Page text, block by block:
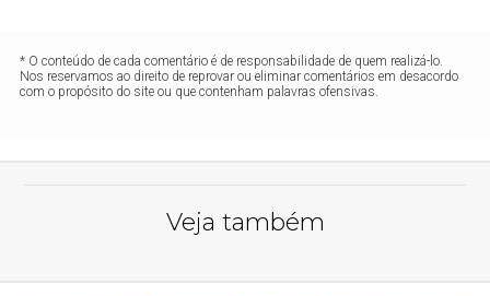
* O conteúdo de cada comentário é de responsabilidade de quem realizá-lo.
Nos reservamos ao direito de reprovar ou eliminar comentários em desacordo
com o propósito do site ou que contenham palavras ofensivas.
Veja também